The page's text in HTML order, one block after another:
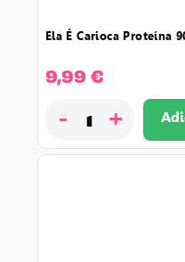
ela é carioca proteína
9,99 €
- +